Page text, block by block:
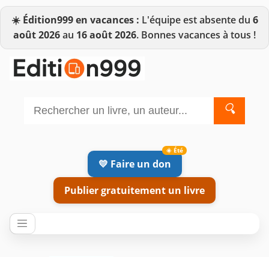
☀️ Édition999 en vacances : L'équipe est absente du 6
août 2026au 16 août 2026. Bonnes vacances à tous !
🔍
💛 Faire un don
Publier gratuitement un livre